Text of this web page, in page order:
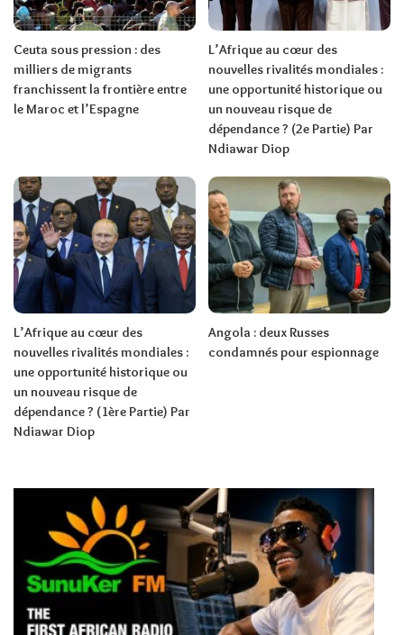
Ceuta sous pression : des
milliers de migrants
franchissent la frontière entre
le Maroc et l’Espagne
L’Afrique au cœur des
nouvelles rivalités mondiales :
une opportunité historique ou
un nouveau risque de
dépendance ? (2e Partie) Par
Ndiawar Diop
L’Afrique au cœur des
nouvelles rivalités mondiales :
une opportunité historique ou
un nouveau risque de
dépendance ? (1ère Partie) Par
Ndiawar Diop
Angola : deux Russes
condamnés pour espionnage